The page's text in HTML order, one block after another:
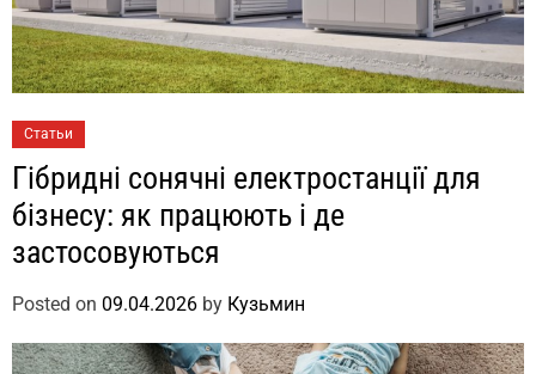
Статьи
Гібридні сонячні електростанції для
бізнесу: як працюють і де
застосовуються
Posted on 09.04.2026 by Кузьмин